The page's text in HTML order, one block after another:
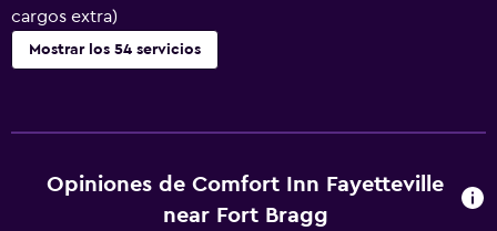
cargos extra)
Mostrar los 54 servicios
Minibar
Microondas
Opiniones de Comfort Inn Fayetteville
near Fort Bragg